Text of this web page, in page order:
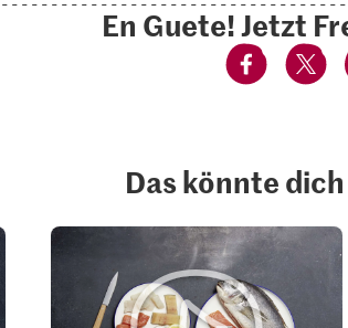
En Guete! Jetzt
Das könnte